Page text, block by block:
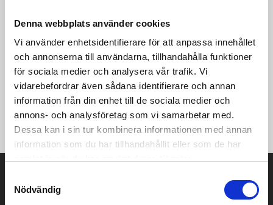
Denna webbplats använder cookies
Vi använder enhetsidentifierare för att anpassa innehållet
och annonserna till användarna, tillhandahålla funktioner
för sociala medier och analysera vår trafik. Vi
vidarebefordrar även sådana identifierare och annan
information från din enhet till de sociala medier och
annons- och analysföretag som vi samarbetar med.
Dessa kan i sin tur kombinera informationen med annan
information som du har tillhandahållit eller som de har
Nödvändig
de två inbyggda USB-C-kablarna; en utdragbar och en
integrerad i en slitstark bärrem, vilket eliminerar behovet av
extra kablar. Du kan ladda upp till fyra enheter samtidigt via
ytterligare USB-A- och USB-C-portar. En smart digital display
håller dig uppdaterad genom att visa aktuell effekt och
batteristatus i realtid.Ankers avancerade ActiveShield 2.0 för
säker laddning, en kompakt robust design gör denna
när prestanda och bekvämlighet är som viktigast.
Prisuppgift på mailen?
Kontakta oss här för att få förslag på produkt och pris över